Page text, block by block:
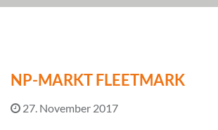
NP-MARKT FLEETMARK
27. November 2017